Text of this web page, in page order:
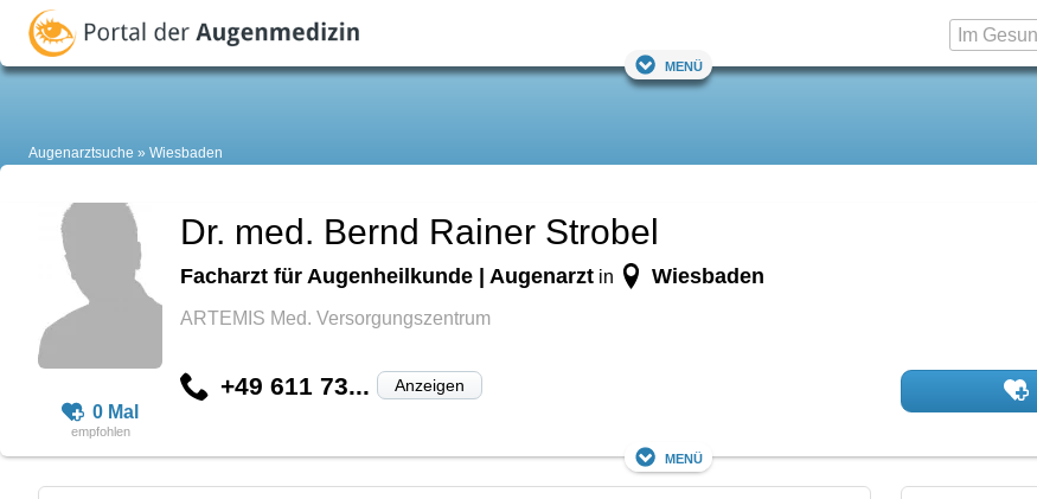
Menü
Augenarztsuche Wiesbaden
0 Mal
Dr. med. Bernd Rainer Strobel
Facharzt für Augenheilkunde | Augenarzt in Wiesbaden
ARTEMIS Med. Versorgungszentrum
+49 611 73... Anzeigen
Menü